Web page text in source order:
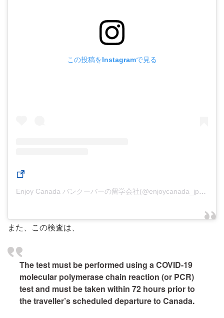
この投稿をInstagramで見る
Enjoy Canada バンクーバーの留学会社(@enjoycanada_jp)がシェアした投稿
また、この検査は、
The test must be performed using a COVID-19
molecular polymerase chain reaction (or PCR)
test and must be taken within 72 hours prior to
the traveller’s scheduled departure to Canada.